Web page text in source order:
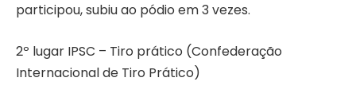
participou, subiu ao pódio em 3 vezes.
2º lugar IPSC – Tiro prático (Confederação
Internacional de Tiro Prático)